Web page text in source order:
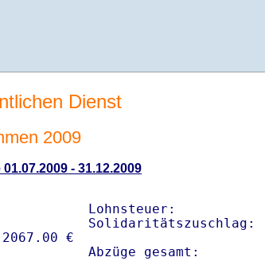
Dienst
2009
- 31.12.2009
Lohnsteuer:
Abzüge gesamt: